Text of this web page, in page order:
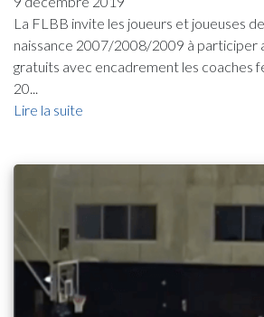
La FLBB invite les joueurs et joueuses
naissance 2007/2008/2009 à participer
gratuits avec encadrement les coaches
20...
Lire la suite